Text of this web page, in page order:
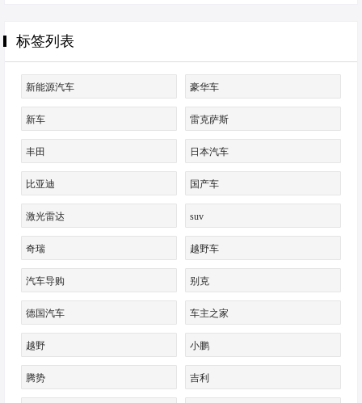
标签列表
新能源汽车 豪华车
新车 雷克萨斯
丰田 日本汽车
比亚迪 国产车
激光雷达 suv
奇瑞 越野车
汽车导购 别克
德国汽车 车主之家
越野 小鹏
腾势 吉利